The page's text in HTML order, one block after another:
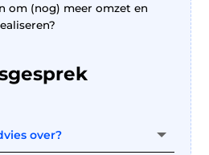
om (nog) meer omzet en